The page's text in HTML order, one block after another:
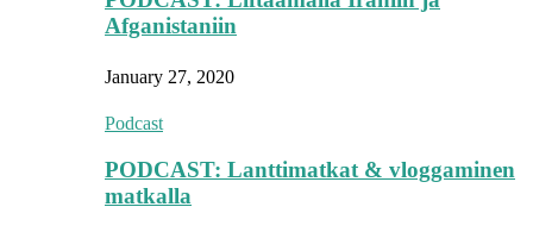
Afganistaniin
January 27, 2020
Podcast
PODCAST: Lanttimatkat & vloggaminen
matkalla